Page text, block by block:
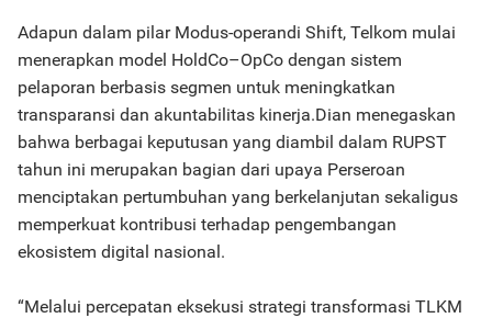
Adapun dalam pilar Modus-operandi Shift, Telkom mulai
menerapkan model HoldCo–OpCo dengan sistem
pelaporan berbasis segmen untuk meningkatkan
transparansi dan akuntabilitas kinerja.Dian menegaskan
bahwa berbagai keputusan yang diambil dalam RUPST
tahun ini merupakan bagian dari upaya Perseroan
menciptakan pertumbuhan yang berkelanjutan sekaligus
memperkuat kontribusi terhadap pengembangan
ekosistem digital nasional.
“Melalui percepatan eksekusi strategi transformasi TLKM